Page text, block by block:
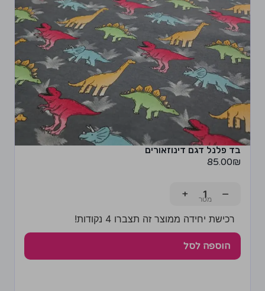
בד פלנל דגם דינוזאורים
85.00₪
−
+
רכישת יחידה ממוצר זה תצברו 4 נקודות!
הוספה לסל